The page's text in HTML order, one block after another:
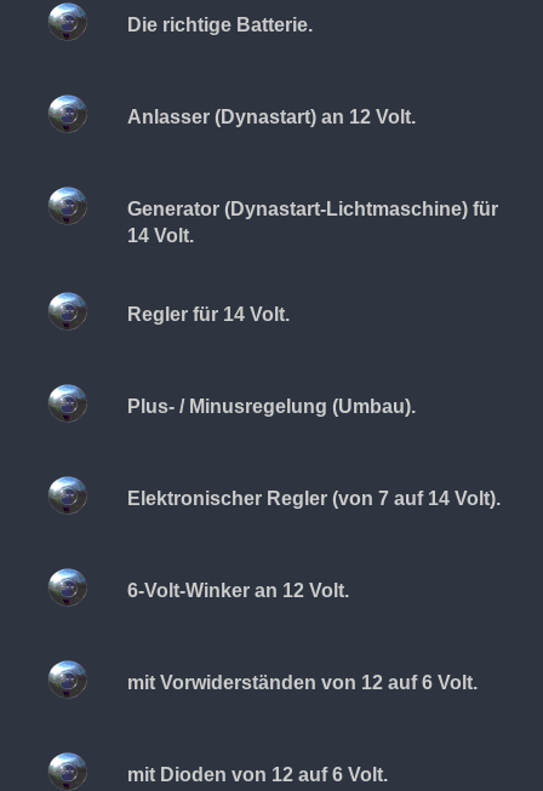
Die richtige Batterie.
Anlasser (Dynastart) an 12 Volt.
Generator (Dynastart-Lichtmaschine) für
14 Volt.
Regler für 14 Volt.
Plus- / Minusregelung (Umbau).
Elektronischer Regler (von 7 auf 14 Volt).
6-Volt-Winker an 12 Volt.
mit Vorwiderständen von 12 auf 6 Volt.
mit Dioden von 12 auf 6 Volt.